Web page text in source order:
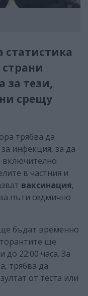
статистика
страни
за тези,
срещу
трябва да
за инфекция, за да
включително
в частния и
ваксинация,
пъти седмично
бъдат временно
ще
до 22:00 часа. За
трябва да
от теста или